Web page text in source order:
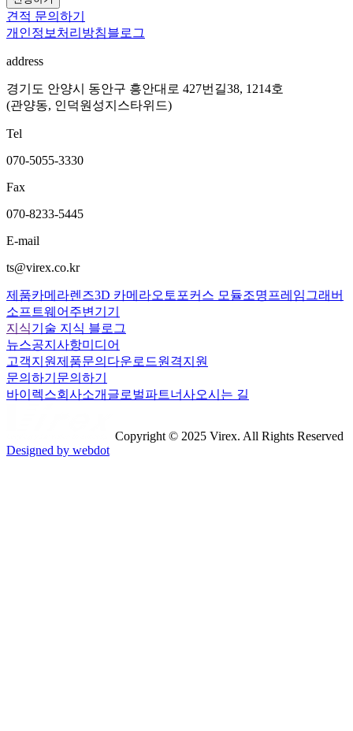
견적 문의하기
개인정보처리방침블로그
address
경기도 안양시 동안구 흥안대로 427번길38, 1214호
(관양동, 인덕원성지스타위드)
Tel
070-5055-3330
Fax
070-8233-5445
E-mail
ts@virex.co.kr
제품카메라렌즈3D 카메라오토포커스 모듈조명 프레임그래버
소프트웨어 주변기기
지식기술 지식 블로그
뉴스공지사항미디어
고객지원제품문의 다운로드원격지원
문의하기 문의하기
바이렉스회사소개 글로벌파트너사오시는 길
Copyright © 2025 Virex. All Rights Reserved
Designed by webdot